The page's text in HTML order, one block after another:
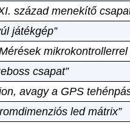
század menekítő
játékgép”
csapat”
avagy a GPS
led mátrix”